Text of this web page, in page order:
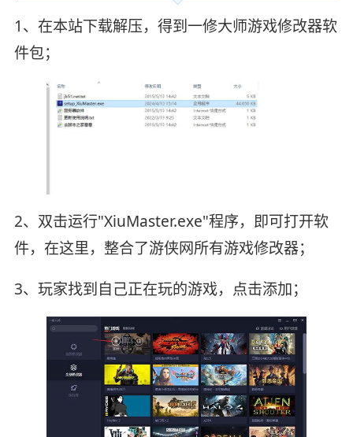
1、在本站下载解压，得到一修大师游戏修改器软
件包；
2、双击运行"XiuMaster.exe"程序，即可打开软
件，在这里，整合了游侠网所有游戏修改器；
3、玩家找到自己正在玩的游戏，点击添加；